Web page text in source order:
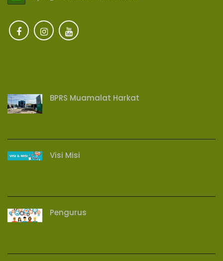
BPRS Muamalat Harkat
Visi Misi
Pengurus